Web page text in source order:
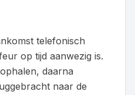
telefonisch
op tijd aanwezig is.
daarna
naar de